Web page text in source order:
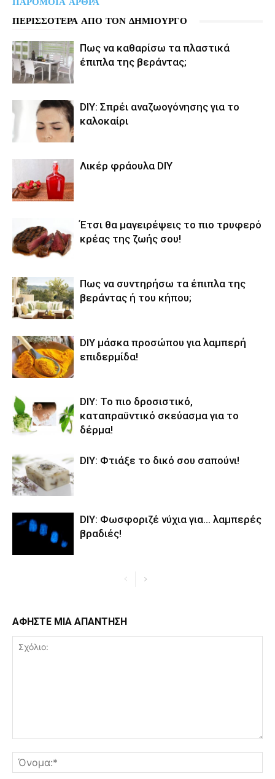
ΠΕΡΙΣΣΟΤΕΡΑ ΑΠΟ ΤΟΝ ΔΗΜΙΟΥΡΓΟ
Πως να καθαρίσω τα πλαστικά
έπιπλα της βεράντας;
DIY: Σπρέι αναζωογόνησης για τo
καλοκαίρι
Λικέρ φράουλα DIY
Έτσι θα μαγειρέψεις το πιο τρυφερό
κρέας της ζωής σου!
Πως να συντηρήσω τα έπιπλα της
βεράντας ή του κήπου;
DIY μάσκα προσώπου για λαμπερή
επιδερμίδα!
DIY: Το πιο δροσιστικό,
καταπραϋντικό σκεύασμα για το
δέρμα!
DIY: Φτιάξε το δικό σου σαπούνι!
DIY: Φωσφοριζέ νύχια για… λαμπερές
βραδιές!
ΑΦΗΣΤΕ ΜΙΑ ΑΠΑΝΤΗΣΗ